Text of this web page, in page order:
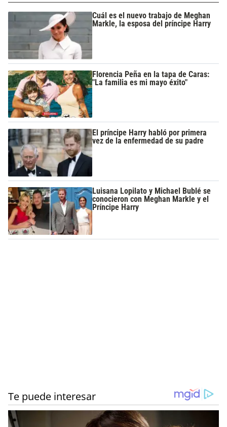
Cuál es el nuevo trabajo de Meghan
Markle, la esposa del príncipe Harry
Florencia Peña en la tapa de Caras:
"La familia es mi mayo éxito"
El príncipe Harry habló por primera
vez de la enfermedad de su padre
Luisana Lopilato y Michael Bublé se
conocieron con Meghan Markle y el
Príncipe Harry